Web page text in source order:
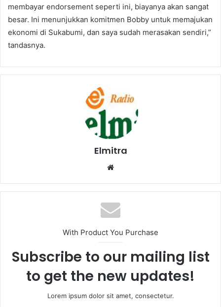
membayar endorsement seperti ini, biayanya akan sangat
besar. Ini menunjukkan komitmen Bobby untuk memajukan
ekonomi di Sukabumi, dan saya sudah merasakan sendiri,”
tandasnya.
Elmitra
Website
With Product You Purchase
Subscribe to our mailing list
to get the new updates!
Lorem ipsum dolor sit amet, consectetur.